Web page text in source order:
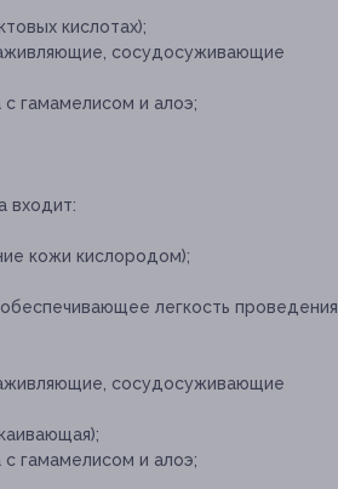
кислотах);
сосудосуживающие
гамамелисом и алоэ;
входит:
кожи кислородом);
легкость проведения
сосудосуживающие
гамамелисом и алоэ;